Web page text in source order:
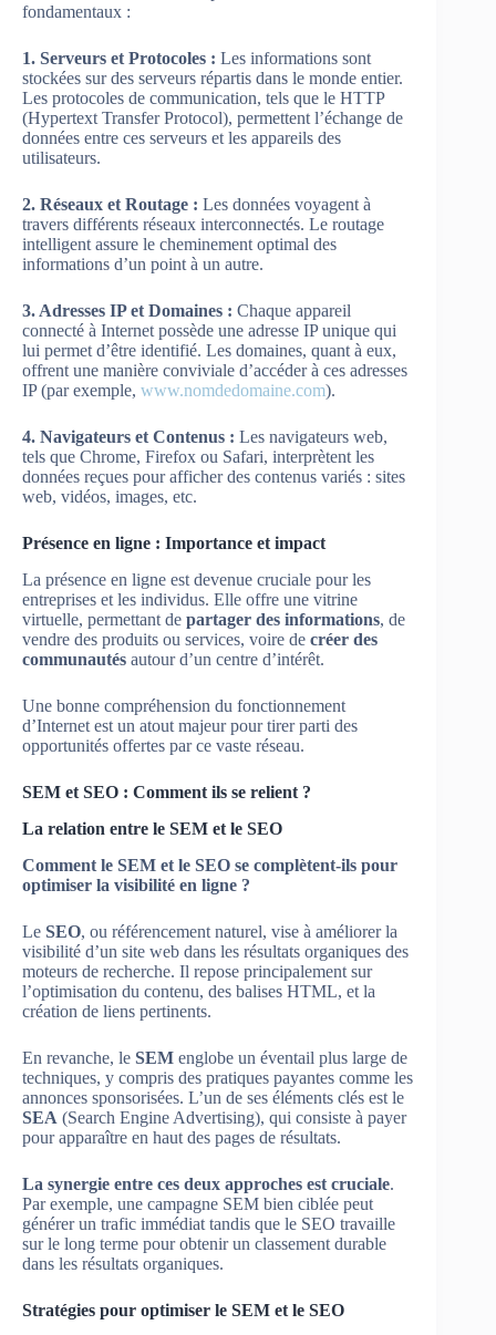
fondamentaux :
1. Serveurs et Protocoles : Les informations sont
stockées sur des serveurs répartis dans le monde entier.
Les protocoles de communication, tels que le HTTP
(Hypertext Transfer Protocol), permettent l’échange de
données entre ces serveurs et les appareils des
utilisateurs.
2. Réseaux et Routage : Les données voyagent à
travers différents réseaux interconnectés. Le routage
intelligent assure le cheminement optimal des
informations d’un point à un autre.
3. Adresses IP et Domaines : Chaque appareil
connecté à Internet possède une adresse IP unique qui
lui permet d’être identifié. Les domaines, quant à eux,
offrent une manière conviviale d’accéder à ces adresses
IP (par exemple, www.nomdedomaine.com).
4. Navigateurs et Contenus : Les navigateurs web,
tels que Chrome, Firefox ou Safari, interprètent les
données reçues pour afficher des contenus variés : sites
web, vidéos, images, etc.
Présence en ligne : Importance et impact
La présence en ligne est devenue cruciale pour les
entreprises et les individus. Elle offre une vitrine
virtuelle, permettant de partager des informations, de
vendre des produits ou services, voire de créer des
communautés autour d’un centre d’intérêt.
Une bonne compréhension du fonctionnement
d’Internet est un atout majeur pour tirer parti des
opportunités offertes par ce vaste réseau.
SEM et SEO : Comment ils se relient ?
La relation entre le SEM et le SEO
Comment le SEM et le SEO se complètent-ils pour
optimiser la visibilité en ligne ?
Le SEO, ou référencement naturel, vise à améliorer la
visibilité d’un site web dans les résultats organiques des
moteurs de recherche. Il repose principalement sur
l’optimisation du contenu, des balises HTML, et la
création de liens pertinents.
En revanche, le SEM englobe un éventail plus large de
techniques, y compris des pratiques payantes comme les
annonces sponsorisées. L’un de ses éléments clés est le
SEA (Search Engine Advertising), qui consiste à payer
pour apparaître en haut des pages de résultats.
La synergie entre ces deux approches est cruciale.
Par exemple, une campagne SEM bien ciblée peut
générer un trafic immédiat tandis que le SEO travaille
sur le long terme pour obtenir un classement durable
dans les résultats organiques.
Stratégies pour optimiser le SEM et le SEO